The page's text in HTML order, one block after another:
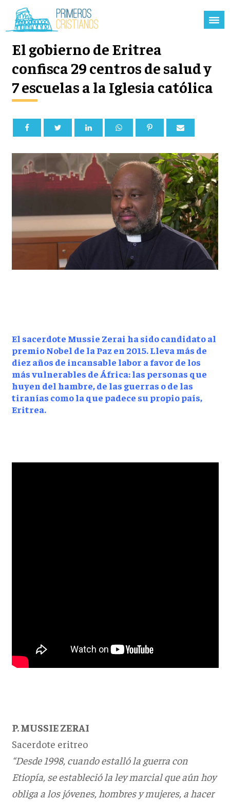
El gobierno de Eritrea
confisca 29 centros de salud y
7 escuelas a la Iglesia católica
El sacerdote Mussie Zerai ha sido candidato al
premio Nobel de la Paz en 2015. Lleva más de
diez años de incansable labor a favor de los
más vulnerables de África: las personas que
huyen del hambre, de las guerras o de las
tiranías como la que padece su propio país,
Eritrea.
P. MUSSIE ZERAI
Sacerdote eritreo
“Desde 1998, cuando estalló la guerra con
Etiopía, se estableció la ley marcial que aún hoy
obliga a los jóvenes, hombres y mujeres, a hacer